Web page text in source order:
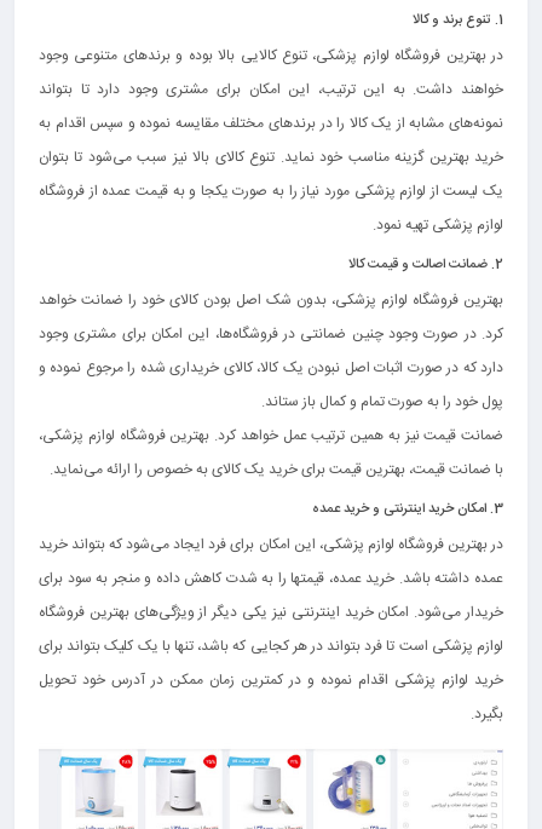
1. تنوع برند و کالا
در بهترین فروشگاه لوازم پزشکی، تنوع کالایی بالا بوده و برندهای متنوعی وجود
خواهند داشت. به این ترتیب، این امکان برای مشتری وجود دارد تا بتواند
نمونه‌های مشابه از یک کالا را در برندهای مختلف مقایسه نموده و سپس اقدام به
خرید بهترین گزینه مناسب خود نماید. تنوع کالای بالا نیز سبب می‌شود تا بتوان
یک لیست از لوازم پزشکی مورد نیاز را به صورت یکجا و به قیمت عمده از فروشگاه
لوازم پزشکی تهیه نمود.
2. ضمانت اصالت و قیمت کالا
بهترین فروشگاه لوازم پزشکی، بدون شک اصل بودن کالای خود را ضمانت خواهد
کرد. در صورت وجود چنین ضمانتی در فروشگاه‌ها، این امکان برای مشتری وجود
دارد که در صورت اثبات اصل نبودن یک کالا، کالای خریداری شده را مرجوع نموده و
پول خود را به صورت تمام و کمال باز ستاند.
ضمانت قیمت نیز به همین ترتیب عمل خواهد کرد. بهترین فروشگاه لوازم پزشکی،
با ضمانت قیمت، بهترین قیمت برای خرید یک کالای به خصوص را ارائه می‌نماید.
3. امکان خرید اینترنتی و خرید عمده
در بهترین فروشگاه لوازم پزشکی، این امکان برای فرد ایجاد می‌شود که بتواند خرید
عمده داشته باشد. خرید عمده، قیمتها را به شدت کاهش داده و منجر به سود برای
خریدار می‌شود. امکان خرید اینترنتی نیز یکی دیگر از ویژگی‌های بهترین فروشگاه
لوازم پزشکی است تا فرد بتواند در هر کجایی که باشد، تنها با یک کلیک بتواند برای
خرید لوازم پزشکی اقدام نموده و در کمترین زمان ممکن در آدرس خود تحویل
بگیرد.